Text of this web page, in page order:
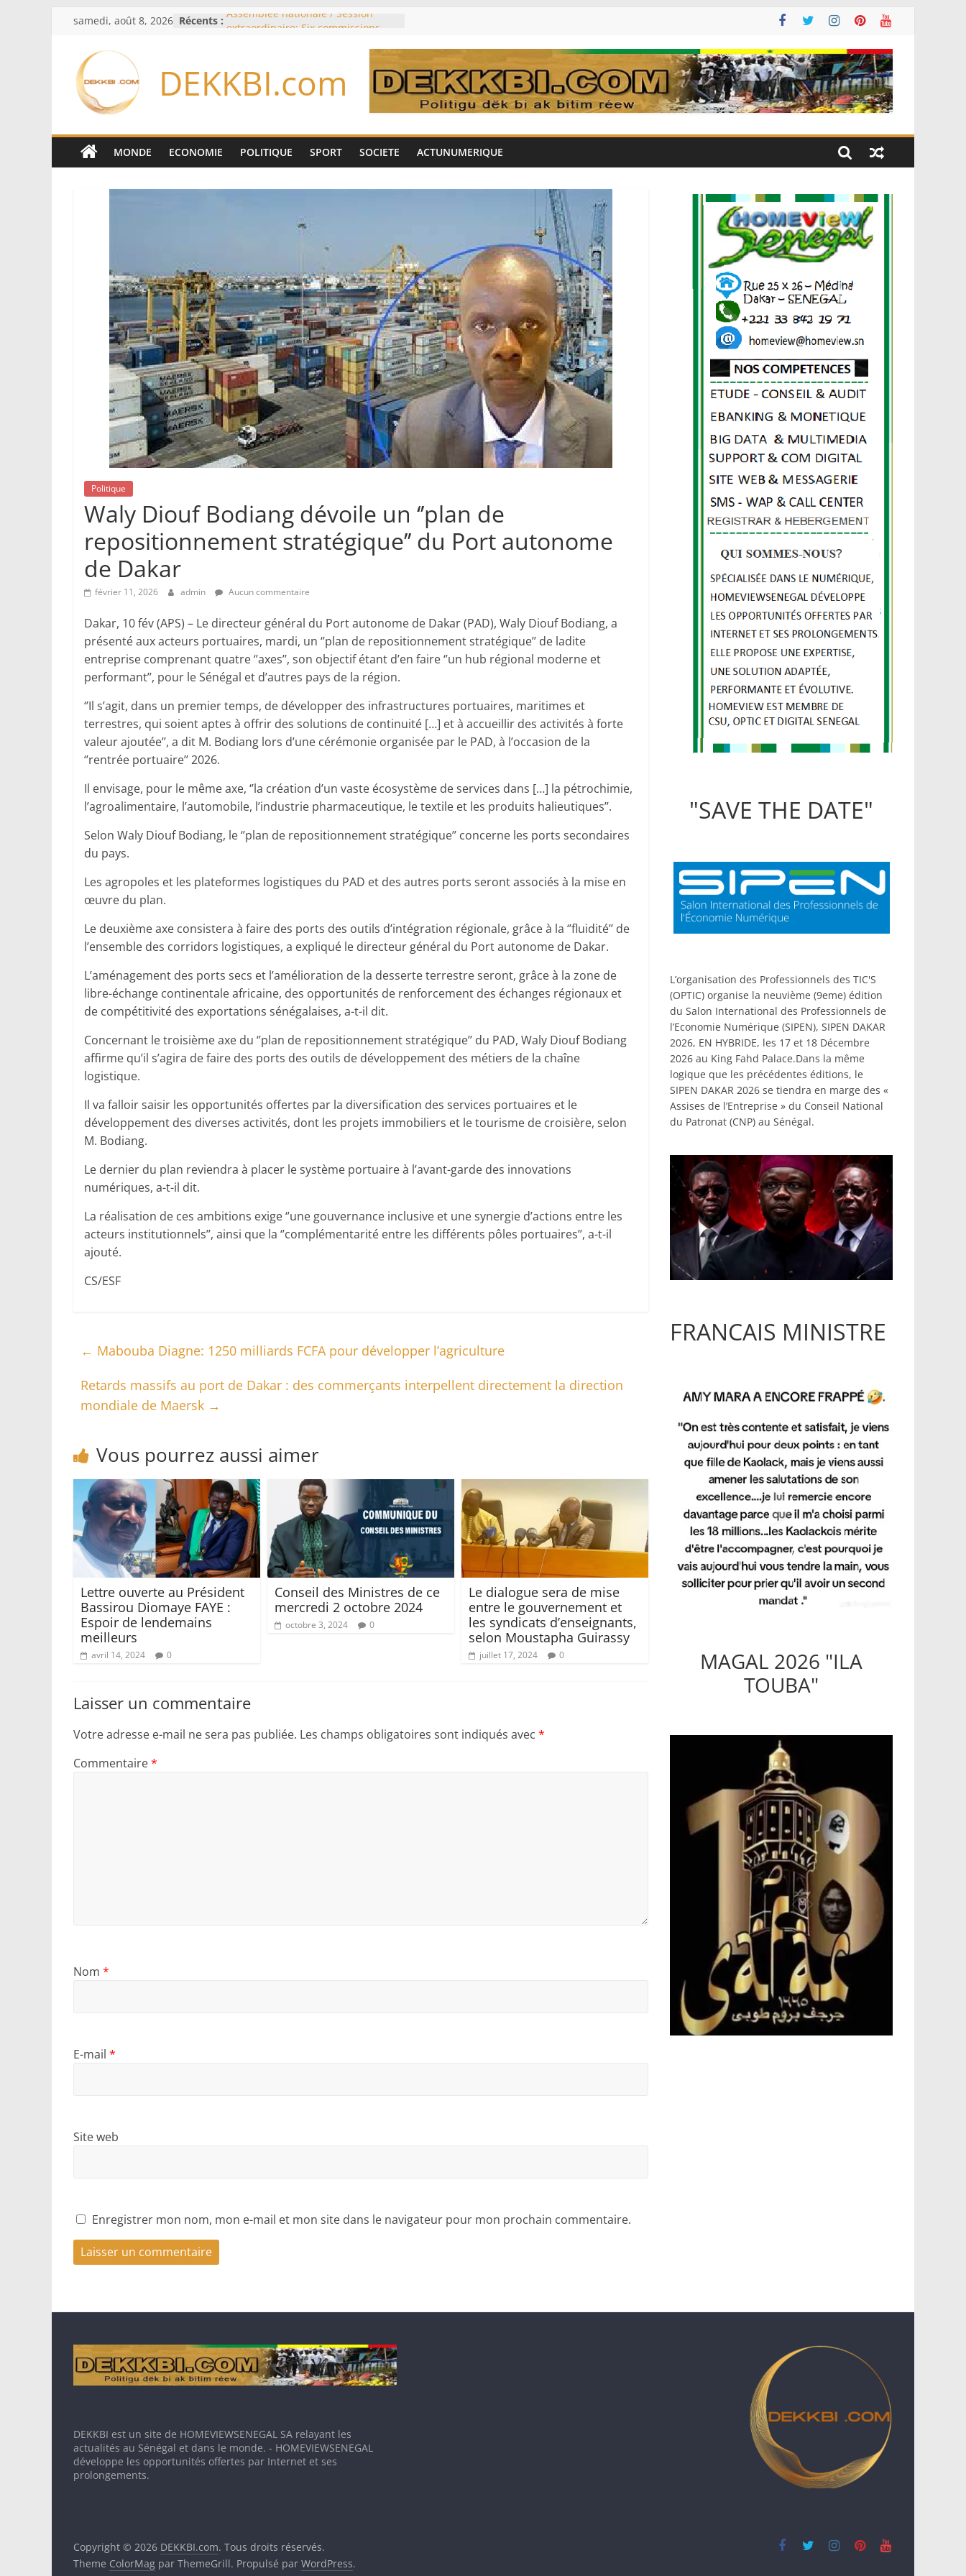
Passer
contenu
samedi, août 8, 2026 Récents : Assemblée nationale / Session
d’enquête à l’ordre du jour ce lundi
de la Espriella
Bénin: Patrice Talon élu président
Moyen-Orient: l’Arabie saoudite, le
Pakistan et la Turquie signent un
accord de défense
exportations de cuivre et de cobalt
DEKKBI.com
MONDE ECONOMIE POLITIQUE SPORT SOCIETE ACTUNUMERIQUE
Politique
Waly Diouf Bodiang dévoile un ‘’plan de
repositionnement stratégique’’ du Port autonome
de Dakar
février 11, 2026 admin Aucun commentaire
Dakar, 10 fév (APS) – Le directeur général du Port autonome de Dakar (PAD), Waly Diouf Bodiang, a
présenté aux acteurs portuaires, mardi, un ‘’plan de repositionnement stratégique’’ de ladite
entreprise comprenant quatre ‘’axes’’, son objectif étant d’en faire ‘’un hub régional moderne et
performant’’, pour le Sénégal et d’autres pays de la région.
‘’Il s’agit, dans un premier temps, de développer des infrastructures portuaires, maritimes et
terrestres, qui soient aptes à offrir des solutions de continuité […] et à accueillir des activités à forte
valeur ajoutée’’, a dit M. Bodiang lors d’une cérémonie organisée par le PAD, à l’occasion de la
‘’rentrée portuaire’’ 2026.
Il envisage, pour le même axe, ‘’la création d’un vaste écosystème de services dans […] la pétrochimie,
l’agroalimentaire, l’automobile, l’industrie pharmaceutique, le textile et les produits halieutiques’’.
Selon Waly Diouf Bodiang, le ‘’plan de repositionnement stratégique’’ concerne les ports secondaires
du pays.
Les agropoles et les plateformes logistiques du PAD et des autres ports seront associés à la mise en
œuvre du plan.
Le deuxième axe consistera à faire des ports des outils d’intégration régionale, grâce à la ‘’fluidité’’ de
l’ensemble des corridors logistiques, a expliqué le directeur général du Port autonome de Dakar.
L’aménagement des ports secs et l’amélioration de la desserte terrestre seront, grâce à la zone de
libre-échange continentale africaine, des opportunités de renforcement des échanges régionaux et
de compétitivité des exportations sénégalaises, a-t-il dit.
Concernant le troisième axe du ‘’plan de repositionnement stratégique’’ du PAD, Waly Diouf Bodiang
affirme qu’il s’agira de faire des ports des outils de développement des métiers de la chaîne
logistique.
Il va falloir saisir les opportunités offertes par la diversification des services portuaires et le
développement des diverses activités, dont les projets immobiliers et le tourisme de croisière, selon
M. Bodiang.
Le dernier du plan reviendra à placer le système portuaire à l’avant-garde des innovations
numériques, a-t-il dit.
La réalisation de ces ambitions exige ‘’une gouvernance inclusive et une synergie d’actions entre les
acteurs institutionnels’’, ainsi que la ‘’complémentarité entre les différents pôles portuaires’’, a-t-il
ajouté.
CS/ESF
← Mabouba Diagne: 1250 milliards FCFA pour développer l’agriculture
Retards massifs au port de Dakar : des commerçants interpellent directement la direction
mondiale de Maersk →
Vous pourrez aussi aimer
Lettre ouverte au Président
Bassirou Diomaye FAYE :
Espoir de lendemains
meilleurs
avril 14, 2024 0
Conseil des Ministres de ce
mercredi 2 octobre 2024
octobre 3, 2024 0
Le dialogue sera de mise
entre le gouvernement et
les syndicats d’enseignants,
selon Moustapha Guirassy
juillet 17, 2024 0
Laisser un commentaire
Votre adresse e-mail ne sera pas publiée. Les champs obligatoires sont indiqués avec *
Commentaire*
Nom *
E-mail *
Site web
Enregistrer mon nom, mon e-mail et mon site dans le navigateur pour mon prochain commentaire.
"SAVE THE DATE"
L’organisation des Professionnels des TIC'S
(OPTIC) organise la neuvième (9eme) édition
du Salon International des Professionnels de
l’Economie Numérique (SIPEN), SIPEN DAKAR
2026, EN HYBRIDE, les 17 et 18 Décembre
2026 au King Fahd Palace.Dans la même
logique que les précédentes éditions, le
SIPEN DAKAR 2026 se tiendra en marge des «
Assises de l’Entreprise » du Conseil National
du Patronat (CNP) au Sénégal.
FRANCAIS MINISTRE
MAGAL 2026 "ILA
TOUBA"
DEKKBI est un site de HOMEVIEWSENEGAL SA relayant les
actualités au Sénégal et dans le monde. - HOMEVIEWSENEGAL
développe les opportunités offertes par Internet et ses
prolongements.
Copyright © 2026 DEKKBI.com. Tous droits réservés.
Theme ColorMag par ThemeGrill. Propulsé par WordPress.